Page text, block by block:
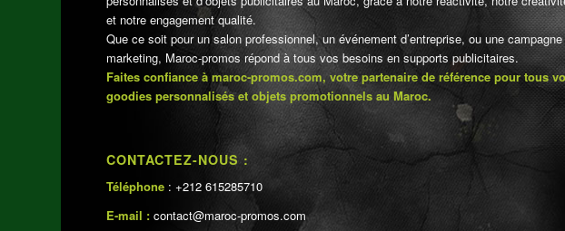
et notre engagement qualité.
Que ce soit pour un salon professionnel, un événement d’entreprise, ou une campagne
marketing, Maroc-promos répond à tous vos besoins en supports publicitaires.
Faites confiance à maroc-promos.com, votre partenaire de référence pour tous
goodies personnalisés et objets promotionnels au Maroc.
CONTACTEZ-NOUS :
Téléphone : +212 615285710
E-mail : contact@maroc-promos.com